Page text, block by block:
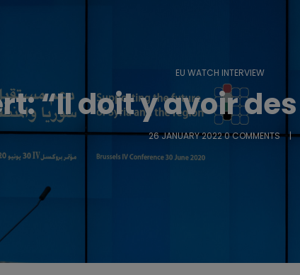
EU WATCH INTERVIEW
“Il doit y avoir
26 JANUARY 20220 COMMENTS